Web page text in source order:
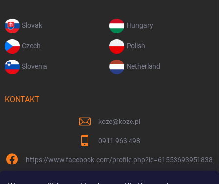
Slovak Hungary
Czech Polish
Slovenia Netherland
KONTAKT
koze@koze.pl
0911 963 498
https://www.facebook.com/profile.php?id=61553693951838